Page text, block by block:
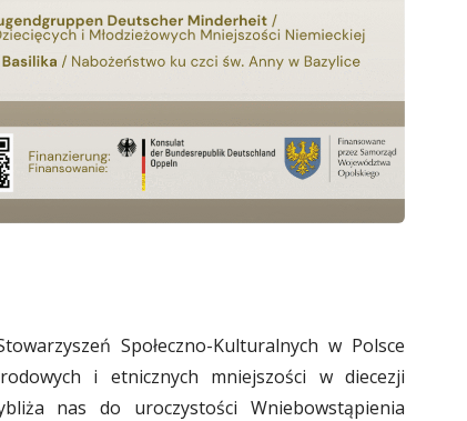
Społeczno-Kulturalnych w Polsce
i etnicznych mniejszości w diecezji
nas do uroczystości Wniebowstąpienia